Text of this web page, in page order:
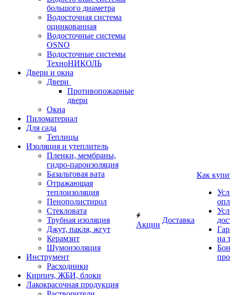
большого диаметра
Водосточная система
оцинкованная
Водосточные системы
OSNO
Водосточные системы
ТехноНИКОЛЬ
Двери и окна
Двери
Противопожарные
двери
Окна
Пиломатериал
Для сада
Теплицы
Изоляция и утеплитель
Пленки, мембраны,
гидро-пароизоляция
Базальтовая вата
Отражающая
теплоизоляция
Пенополистирол
Стекловата
Трубная изоляция
Джут, пакля, жгут
Керамзит
Шумоизоляция
Инструмент
Расходники
Кирпич, ЖБИ, блоки
Лакокрасочная продукция
Акции
Доставка
Как
на